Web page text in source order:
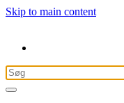
Skip to main content